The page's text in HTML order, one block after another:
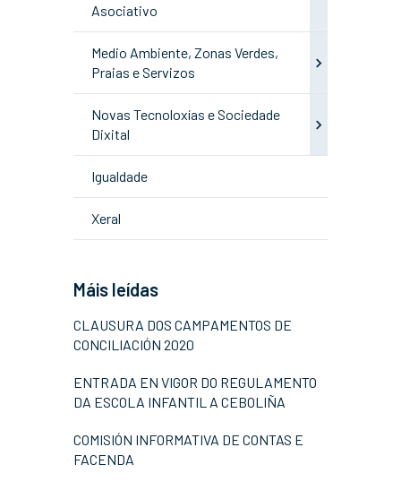
Asociativo
Medio Ambiente, Zonas Verdes,
Praias e Servizos
Novas Tecnoloxías e Sociedade
Dixital
Igualdade
Xeral
Máis leídas
CLAUSURA DOS CAMPAMENTOS DE
CONCILIACIÓN 2020
ENTRADA EN VIGOR DO REGULAMENTO
DA ESCOLA INFANTIL A CEBOLIÑA
COMISIÓN INFORMATIVA DE CONTAS E
FACENDA